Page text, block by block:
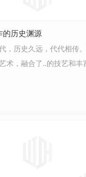
的历史渊源
，历史久远，代代相传
术，融合了..的技艺和丰
过程凝聚着匠人们的智